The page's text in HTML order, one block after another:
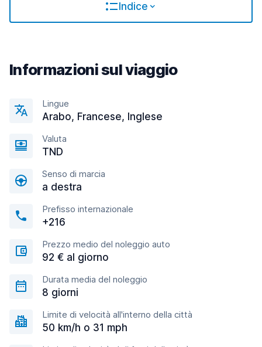
Indice
Informazioni sul viaggio
Lingue
Arabo, Francese, Inglese
Valuta
TND
Senso di marcia
a destra
Prefisso internazionale
+216
Prezzo medio del noleggio auto
92 € al giorno
Durata media del noleggio
8 giorni
Limite di velocità all'interno della città
50 km/h o 31 mph